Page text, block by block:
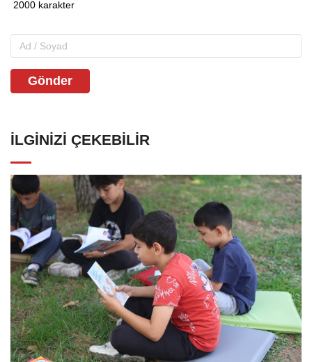
Gönder
İLGINIZI ÇEKEBILIR